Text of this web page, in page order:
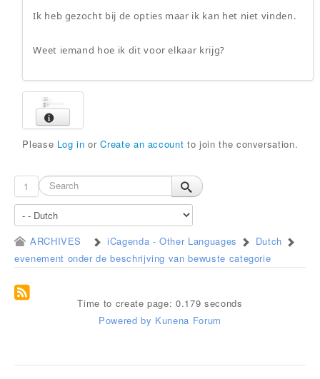
Ik heb gezocht bij de opties maar ik kan het niet vinden.
Weet iemand hoe ik dit voor elkaar krijg?
Please Log in orCreate an account to join the conversation.
1
ARCHIVES iCagenda - Other Languages
Dutch
evenement onder de beschrijving van bewuste categorie
Time to create page: 0.179 seconds
Powered by Kunena Forum